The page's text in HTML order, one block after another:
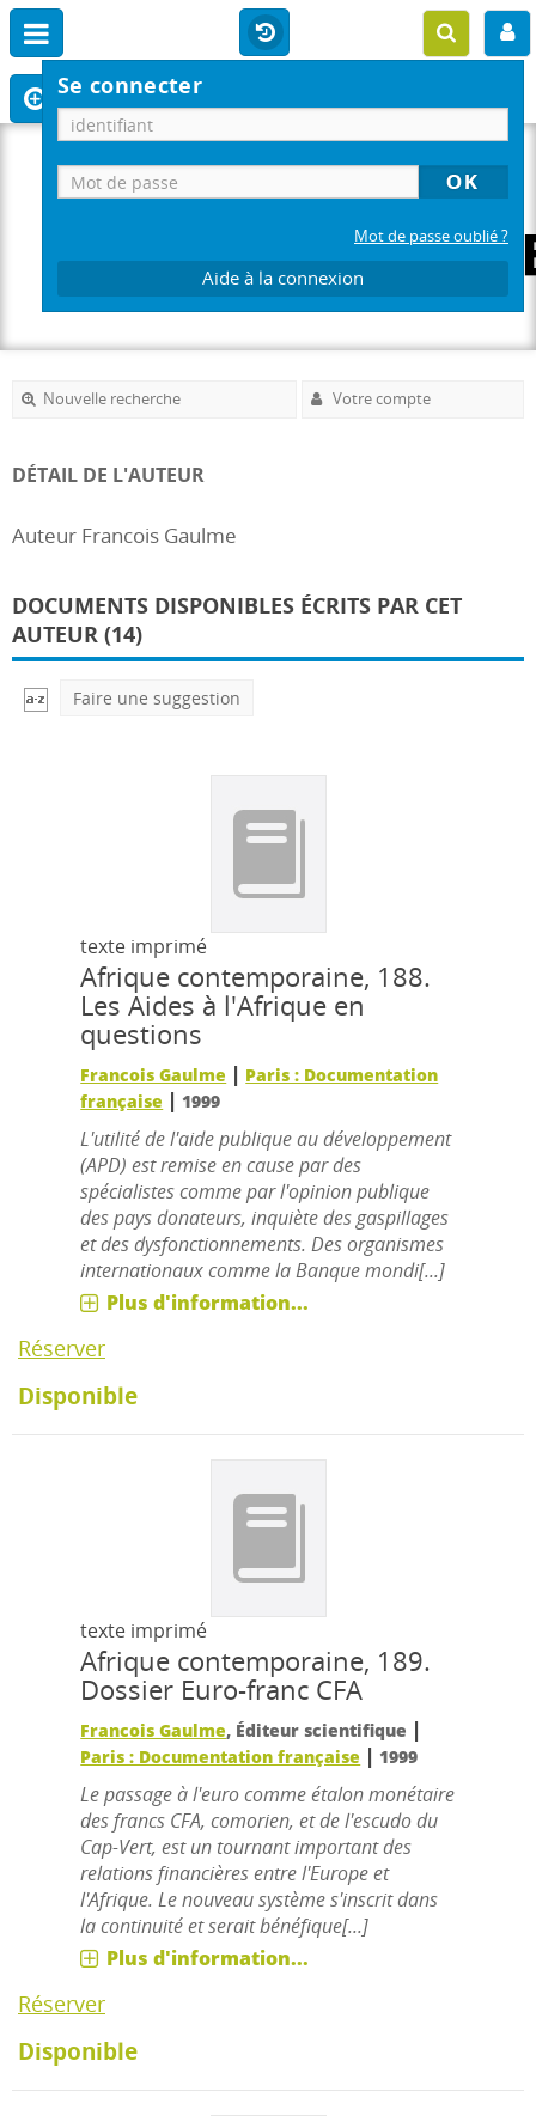
Se connecter
Mot de passe oublié ?
Aide à la connexion
Nouvelle recherche Votre compte
DÉTAIL DE L'AUTEUR
Auteur Francois Gaulme
DOCUMENTS DISPONIBLES ÉCRITS PAR CET
AUTEUR (14)
Faire une suggestion
texte imprimé
Afrique contemporaine, 188.
Les Aides à l'Afrique en
questions
Francois Gaulme | Paris : Documentation
française | 1999
L'utilité de l'aide publique au développement
(APD) est remise en cause par des
spécialistes comme par l'opinion publique
des pays donateurs, inquiète des gaspillages
et des dysfonctionnements. Des organismes
internationaux comme la Banque mondi[...]
Plus d'information...
Réserver
Disponible
texte imprimé
Afrique contemporaine, 189.
Dossier Euro-franc CFA
Francois Gaulme, Éditeur scientifique |
Paris : Documentation française | 1999
Le passage à l'euro comme étalon monétaire
des francs CFA, comorien, et de l'escudo du
Cap-Vert, est un tournant important des
relations financières entre l'Europe et
l'Afrique. Le nouveau système s'inscrit dans
la continuité et serait bénéfique[...]
Plus d'information...
Réserver
Disponible